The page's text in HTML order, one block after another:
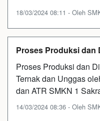
18/03/2024 08:11 - Oleh
Proses Produksi dan
Proses Produksi dan
Ternak dan Unggas
dan ATR SMKN 1
14/03/2024 08:36 - Oleh